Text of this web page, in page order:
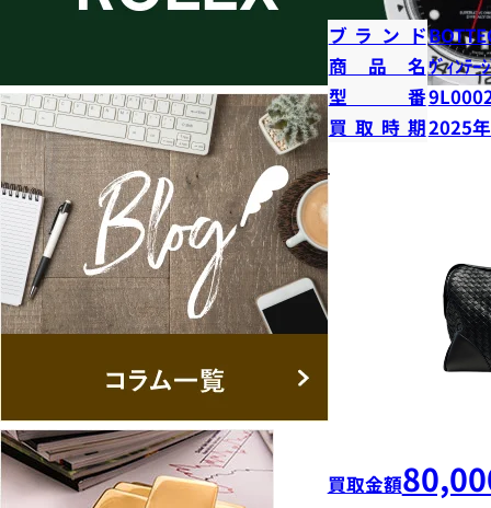
ブランド
商品名ｳﾞｨﾝﾃｰ
型番
買取時期2025
買取金額